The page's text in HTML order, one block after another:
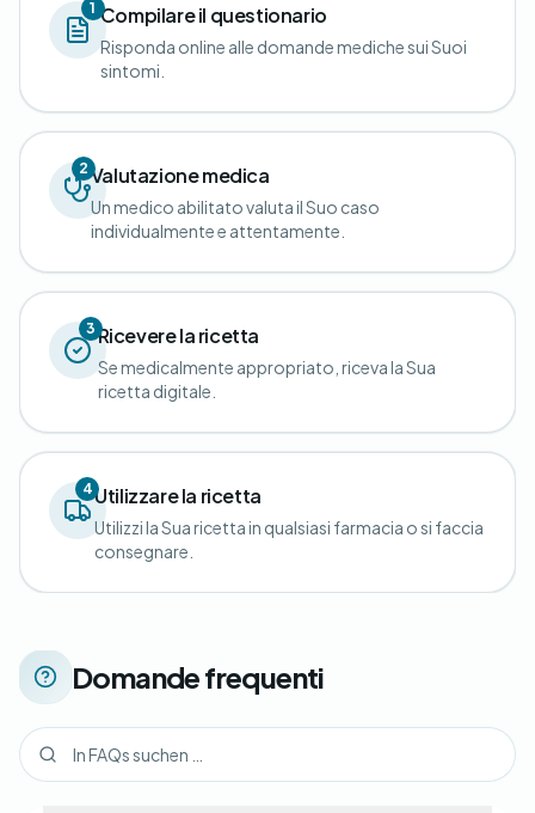
1 Compilare il questionario
Risponda online alle domande mediche sui Suoi
sintomi.
2Valutazione medica
Un medico abilitato valuta il Suo caso
individualmente e attentamente.
3Ricevere la ricetta
Se medicalmente appropriato, riceva la Sua
ricetta digitale.
4Utilizzare la ricetta
Utilizzi la Sua ricetta in qualsiasi farmacia o si faccia
consegnare.
Domande frequenti